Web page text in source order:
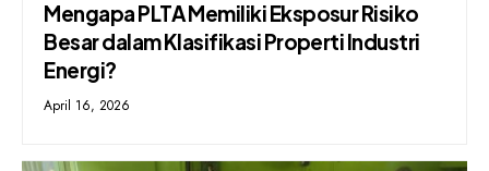
Mengapa PLTA Memiliki Eksposur Risiko
Besar dalam Klasifikasi Properti Industri
Energi?
April 16, 2026